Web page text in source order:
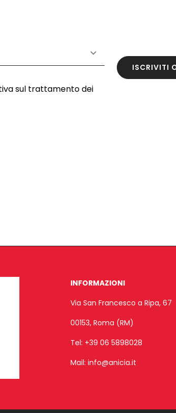
sul trattamento dei
ISCRIVITI
INFORMAZIONI
Via San Francesco a Ripa, 67
00153, Roma (RM)
Tel: +39 06 5898028
Mail: info@anicia.it